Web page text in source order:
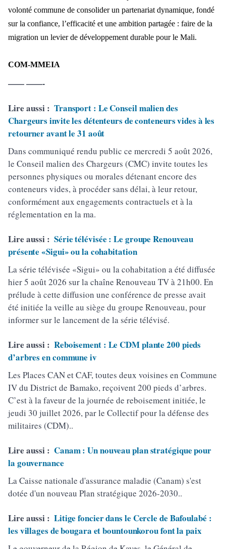
volonté commune de consolider un partenariat dynamique, fondé
sur la confiance, l’efficacité et une ambition partagée : faire de la
migration un levier de développement durable pour le Mali.
COM-MMEIA
—— ——-
Lire aussi : Transport : Le Conseil malien des
Chargeurs invite les détenteurs de conteneurs vides à les
retourner avant le 31 août
Dans communiqué rendu public ce mercredi 5 août 2026,
le Conseil malien des Chargeurs (CMC) invite toutes les
personnes physiques ou morales détenant encore des
conteneurs vides, à procéder sans délai, à leur retour,
conformément aux engagements contractuels et à la
réglementation en la ma.
Lire aussi : Série télévisée : Le groupe Renouveau
présente «Sigui» ou la cohabitation
La série télévisée «Sigui» ou la cohabitation a été diffusée
hier 5 août 2026 sur la chaîne Renouveau TV à 21h00. En
prélude à cette diffusion une conférence de presse avait
été initiée la veille au siège du groupe Renouveau, pour
informer sur le lancement de la série télévisé.
Lire aussi : Reboisement : Le CDM plante 200 pieds
d’arbres en commune iv
Les Places CAN et CAF, toutes deux voisines en Commune
IV du District de Bamako, reçoivent 200 pieds d’arbres.
C’est à la faveur de la journée de reboisement initiée, le
jeudi 30 juillet 2026, par le Collectif pour la défense des
militaires (CDM)..
Lire aussi : Canam : Un nouveau plan stratégique pour
la gouvernance
La Caisse nationale d'assurance maladie (Canam) s'est
dotée d'un nouveau Plan stratégique 2026-2030..
Lire aussi : Litige foncier dans le Cercle de Bafoulabé :
les villages de bougara et bountounkorou font la paix